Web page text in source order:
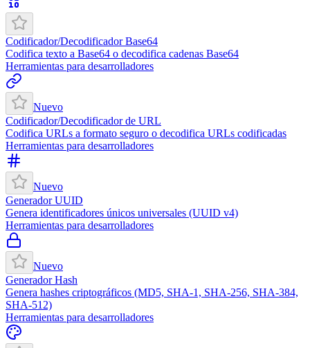
Codificador/Decodificador Base64
Codifica texto a Base64 o decodifica cadenas Base64
Herramientas para desarrolladores
Nuevo
Codificador/Decodificador de URL
Codifica URLs a formato seguro o decodifica URLs codificadas
Herramientas para desarrolladores
Nuevo
Generador UUID
Genera identificadores únicos universales (UUID v4)
Herramientas para desarrolladores
Nuevo
Generador Hash
Genera hashes criptográficos (MD5, SHA-1, SHA-256, SHA-384,
SHA-512)
Herramientas para desarrolladores